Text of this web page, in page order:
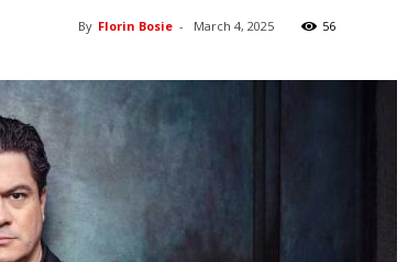
By Florin Bosie - March 4, 2025 56